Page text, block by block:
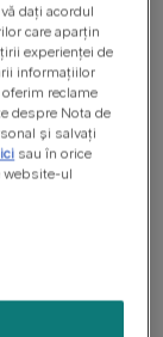
a
de
acel nutrient
dați acordul
care aparțin
experienței de
informațiilor
reclame
despre Nota de
și salvați
sau în orice
website-ul